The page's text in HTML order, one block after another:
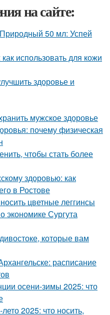
на сайте:
50 мл: Успей
использовать для кожи
здоровье и
мужское здоровье
почему физическая
чтобы стать более
здоровью: как
в Ростове
цветные леггинсы
экономике Сургута
которые вам
расписание
осени-зимы 2025: что
2025: что носить,